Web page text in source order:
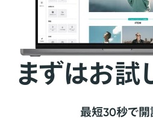
まずはお試
最短30秒で開